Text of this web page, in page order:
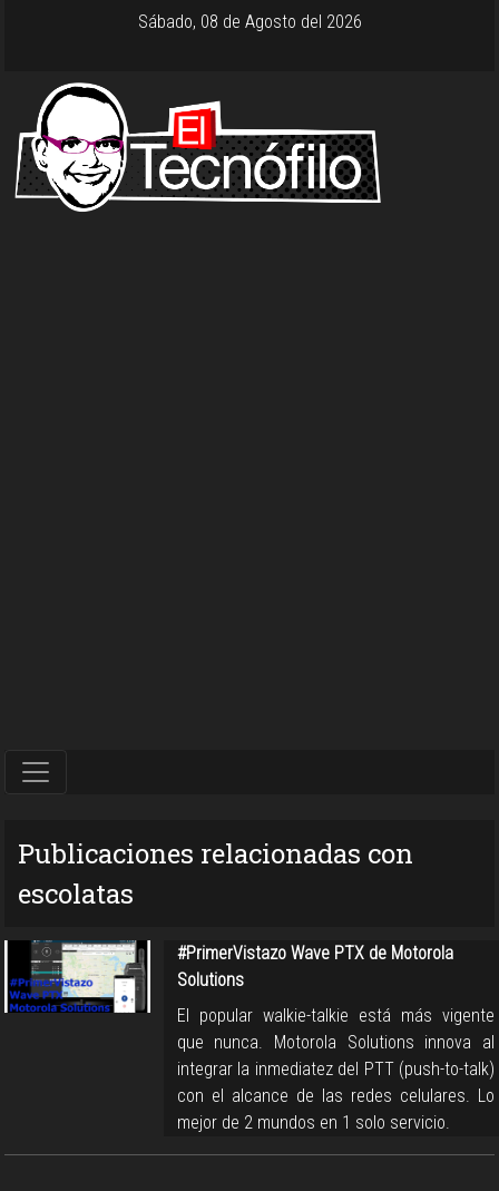
Sábado, 08 de Agosto del 2026
Publicaciones relacionadas con
escolatas
#PrimerVistazo Wave PTX de Motorola
Solutions
El popular walkie-talkie está más vigente
que nunca. Motorola Solutions innova al
integrar la inmediatez del PTT (push-to-talk)
con el alcance de las redes celulares. Lo
mejor de 2 mundos en 1 solo servicio.